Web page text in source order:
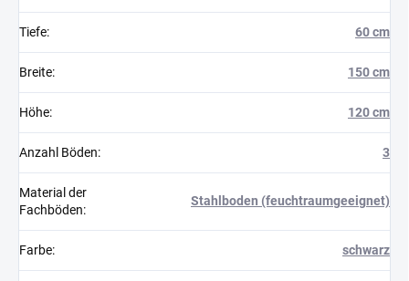
Tiefe: 60 cm
Breite: 150 cm
Höhe: 120 cm
Anzahl Böden: 3
Material der
Fachböden:
Stahlboden (feuchtraumgeeignet)
Farbe: schwarz